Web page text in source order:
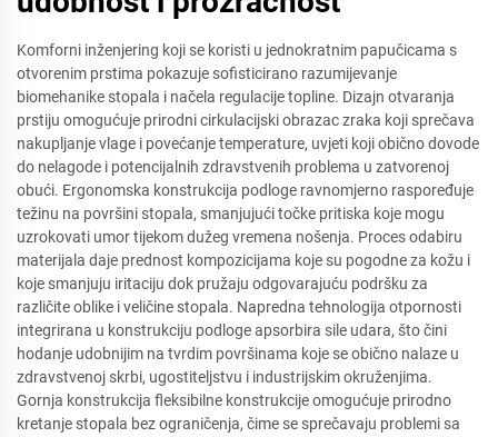
Komforni inženjering koji se koristi u jednokratnim papučicama s
otvorenim prstima pokazuje sofisticirano razumijevanje
biomehanike stopala i načela regulacije topline. Dizajn otvaranja
prstiju omogućuje prirodni cirkulacijski obrazac zraka koji sprečava
nakupljanje vlage i povećanje temperature, uvjeti koji obično dovode
do nelagode i potencijalnih zdravstvenih problema u zatvorenoj
obući. Ergonomska konstrukcija podloge ravnomjerno raspoređuje
težinu na površini stopala, smanjujući točke pritiska koje mogu
uzrokovati umor tijekom dužeg vremena nošenja. Proces odabiru
materijala daje prednost kompozicijama koje su pogodne za kožu i
koje smanjuju iritaciju dok pružaju odgovarajuću podršku za
različite oblike i veličine stopala. Napredna tehnologija otpornosti
integrirana u konstrukciju podloge apsorbira sile udara, što čini
hodanje udobnijim na tvrdim površinama koje se obično nalaze u
zdravstvenoj skrbi, ugostiteljstvu i industrijskim okruženjima.
Gornja konstrukcija fleksibilne konstrukcije omogućuje prirodno
kretanje stopala bez ograničenja, čime se sprečavaju problemi sa